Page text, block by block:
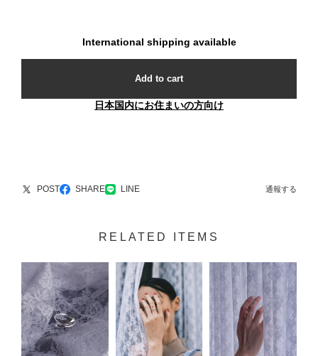
International shipping available
Add to cart
日本国内にお住まいの方向け
POST SHARE LINE 通報する
RELATED ITEMS